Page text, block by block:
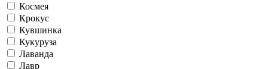
Космея
Крокус
Кувшинка
Кукуруза
Лаванда
Лавр